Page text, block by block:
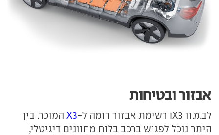
אבזור ובטיחות
לב.מ.וו iX3 רשימת אבזור דומה ל- X3 המוכר. בין
היתר נוכל לפגוש ברכב בלוח מחוונים דיגיטלי,